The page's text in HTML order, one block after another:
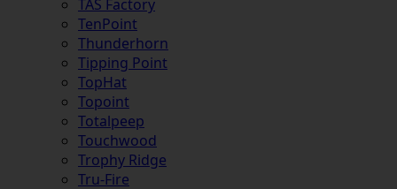
TAS Factory
TenPoint
Thunderhorn
Tipping Point
TopHat
Topoint
Totalpeep
Touchwood
Trophy Ridge
Tru-Fire